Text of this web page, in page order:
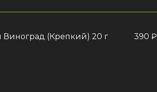
Виноград (Крепкий) 20 г 390 ₽